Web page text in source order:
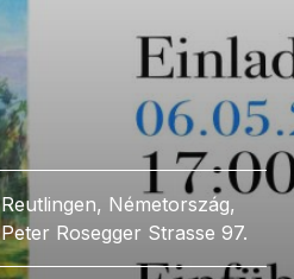
Reutlingen, Németország,
Peter Rosegger Strasse 97.